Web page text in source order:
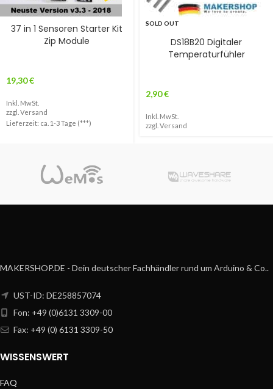
37 in 1 Sensoren Starter Kit
Zip Module
19,30€
Inkl. MwSt.
zzgl. Versand
Lieferzeit: ca. 1-3 Tage (***)
SOLD OUT
DS18B20 Digitaler
Temperaturfühler
2,90€
Inkl. MwSt.
zzgl. Versand
MAKERSHOP.DE - Dein deutscher Fachhändler rund um Arduino & Co..
UST-ID: DE258857074
Fon: +49 (0)6131 3309-00
Fax: +49 (0) 6131 3309-50
WISSENSWERT
FAQ